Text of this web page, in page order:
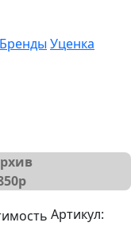
Бренды Уценка
р
Артикул: